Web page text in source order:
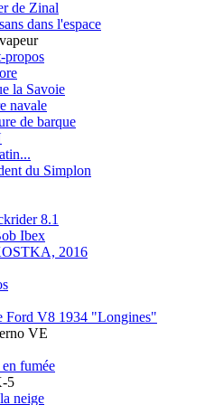
de Zinal
dans l'espace
propos
la Savoie
navale
de barque
du Simplon
8.1
Ibex
2016
Ford V8 1934 "Longines"
VE
fumée
5
neige